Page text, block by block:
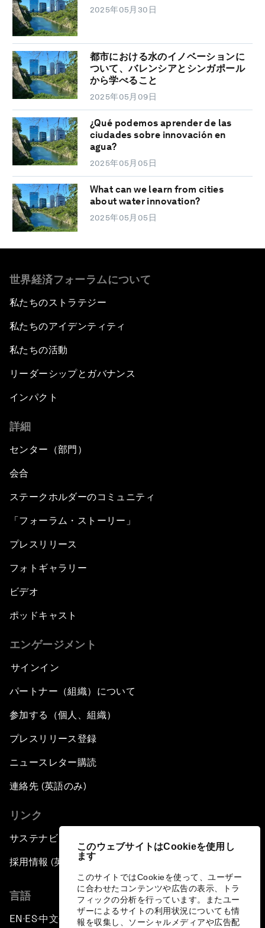
このウェブサイトはCookieを使用し
ます
このサイトではCookieを使って、ユーザー
に合わせたコンテンツや広告の表示、トラ
フィックの分析を行っています。またユー
ザーによるサイトの利用状況についても情
報を収集し、ソーシャルメディアや広告配
2025年05月30日
都市における水のイノベーションに
ついて、バレンシアとシンガポール
から学べること
2025年05月09日
¿Qué podemos aprender de las
ciudades sobre innovación en
agua?
2025年05月05日
What can we learn from cities
about water innovation?
2025年05月05日
世界経済フォーラムについて
私たちのストラテジー
私たちのアイデンティティ
私たちの活動
リーダーシップとガバナンス
インパクト
詳細
センター（部門）
会合
ステークホルダーのコミュニティ
「フォーラム・ストーリー」
プレスリリース
フォトギャラリー
ビデオ
ポッドキャスト
エンゲージメント
サインイン
パートナー（組織）について
参加する（個人、組織）
プレスリリース登録
ニュースレター購読
連絡先 (英語のみ)
リンク
サステナビリティへの取り組み
採用情報 (英語のみ)
言語
EN ▪ES▪中文▪ 日本語